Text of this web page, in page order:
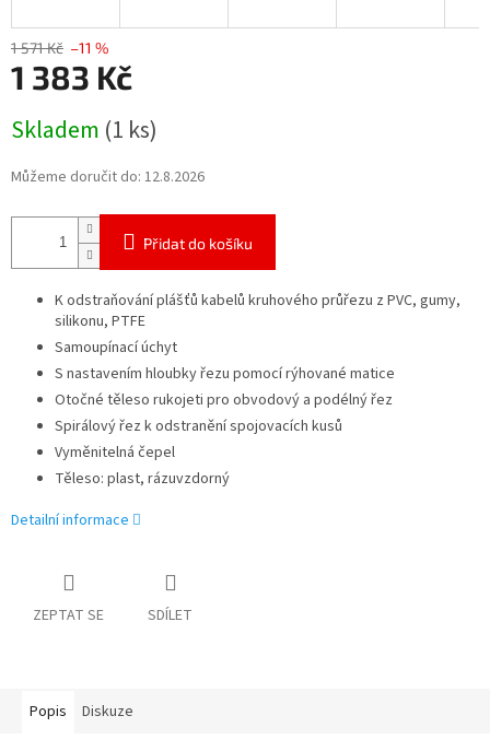
1 571 Kč –11 %
1 383 Kč
cena:
Skladem (1 ks)
Můžeme doručit do: 12.8.2026
Přidat do košíku
K odstraňování plášťů kabelů kruhového průřezu z PVC, gumy,
silikonu, PTFE
Samoupínací úchyt
S nastavením hloubky řezu pomocí rýhované matice
Otočné těleso rukojeti pro obvodový a podélný řez
Spirálový řez k odstranění spojovacích kusů
Vyměnitelná čepel
Těleso: plast, rázuvzdorný
Detailní informace
ZEPTAT SE SDÍLET
Popis Diskuze